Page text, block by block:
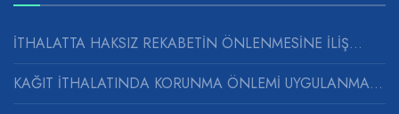
İTHALATTA HAKSIZ REKABETİN ÖNLENMESİNE İLİŞ...
KAĞIT İTHALATINDA KORUNMA ÖNLEMİ UYGULANMASINA...